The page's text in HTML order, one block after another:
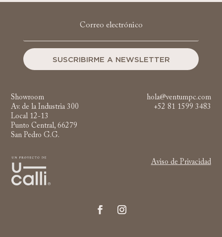
SUSCRIBIRME A NEWSLETTER
Showroom
Av. de la Industria 300
Local 12-13
Punto Central, 66279
San Pedro G.G.
hola@ventumpc.com
+52 81 1599 3483
Aviso de Privacidad